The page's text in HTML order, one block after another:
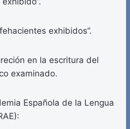
exhibidos”.
en la escritura del
examinado.
Española de la Lengua